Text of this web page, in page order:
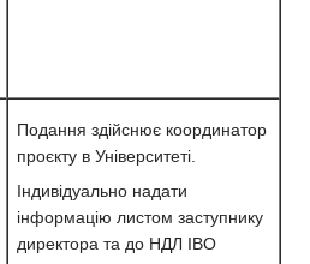
Подання здійснює координатор
проєкту в Університеті.
Індивідуально надати
інформацію листом заступнику
директора та до НДЛ ІВО